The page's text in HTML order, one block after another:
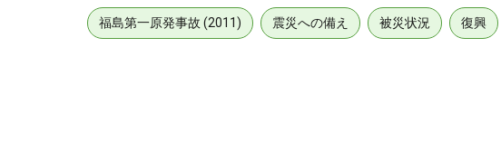
福島第一原発事故 (2011) 震災への備え 被災状況 復興